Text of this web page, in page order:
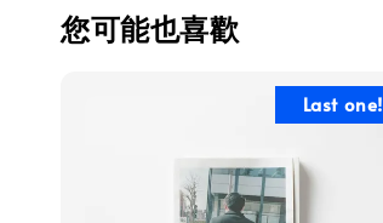
您可能也喜歡
Last one!